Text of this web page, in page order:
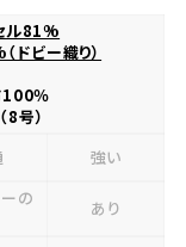
ル81%
ドビー織り）
100％
8号）
強い
の
あり